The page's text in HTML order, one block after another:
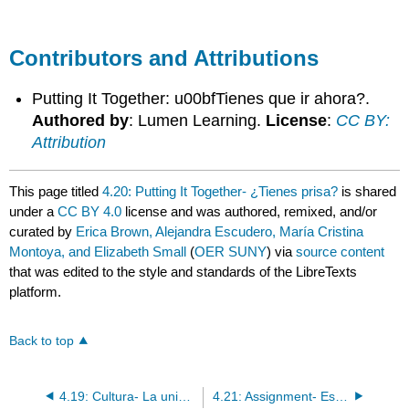
Contributors and Attributions
Putting It Together: u00bfTienes que ir ahora?.
Authored by: Lumen Learning. License: CC BY:
Attribution
This page titled4.20: Putting It Together- ¿Tienes prisa? is shared
under aCC BY 4.0 license and was authored, remixed, and/or
curated by Erica Brown, Alejandra Escudero, María Cristina
Montoya, and Elizabeth Small (OER SUNY) viasource content
that was edited to the style and standards of the LibreTexts
platform.
Back to top
4.19: Cultura- La universidad 4.21: Assignment- Escribir